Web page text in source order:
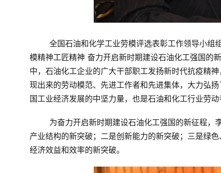
全国石油和化学工业劳模评选表彰工作领导小组
模精神工匠精神 奋力开启新时期建设石油化工强国的
中，石油化工企业的广大干部职工发扬新时代抗疫精
现出来的劳动模范、先进工作者和先进集体，大力弘
国工业经济发展的中坚力量，也是石油和化工行业劳
为奋力开启新时期建设石油化工强国的新征程，
产业结构的新突破；二是创新能力的新突破；三是绿
经济效益和效率的新突破。